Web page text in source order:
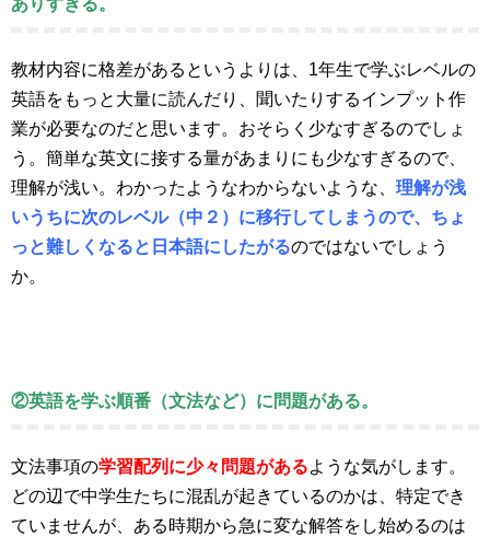
ありすぎる。
教材内容に格差があるというよりは、1年生で学ぶレベルの
英語をもっと大量に読んだり、聞いたりするインプット作
業が必要なのだと思います。おそらく少なすぎるのでしょ
う。簡単な英文に接する量があまりにも少なすぎるので、
理解が浅い。わかったようなわからないような、 理解が浅
いうちに次のレベル（中２）に移行してしまうので、ちょ
っと難しくなると日本語にしたがるのではないでしょう
か。
②英語を学ぶ順番（文法など）に問題がある。
文法事項の学習配列に少々問題があるような気がします。
どの辺で中学生たちに混乱が起きているのかは、特定でき
ていませんが、ある時期から急に変な解答をし始めるのは